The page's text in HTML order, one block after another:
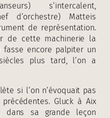
s’intercalent,
d’orchestre) Matteis
de représentation.
de cette machinerie la
fasse encore palpiter un
plus tard, l’on a
si l’on n’évoquait pas
Gluck à Aix
dans sa grande leçon